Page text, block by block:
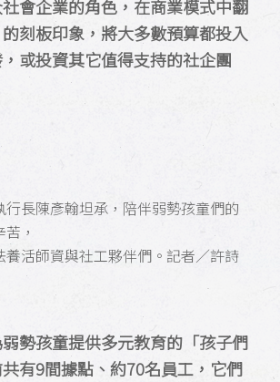
會企業的角色，在商業模式中翻
刻板印象，將大多數預算都投入
或投資其它值得支持的社企團
行長陳彥翰坦承，陪伴弱勢孩童們的
，
養活師資與社工夥伴們。記者／許詩
勢孩童提供多元教育的「孩子們
有9間據點、約70名員工，它們